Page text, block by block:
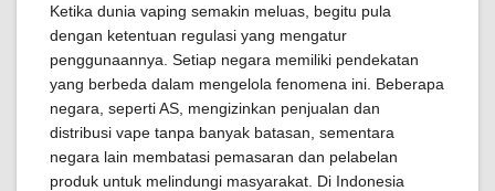
Ketika dunia vaping semakin meluas, begitu pula
dengan ketentuan regulasi yang mengatur
penggunaannya. Setiap negara memiliki pendekatan
yang berbeda dalam mengelola fenomena ini. Beberapa
negara, seperti AS, mengizinkan penjualan dan
distribusi vape tanpa banyak batasan, sementara
negara lain membatasi pemasaran dan pelabelan
produk untuk melindungi masyarakat. Di Indonesia